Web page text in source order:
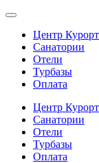
Центр Курорт
Санатории
Отели
Турбазы
Оплата
Центр Курорт
Санатории
Отели
Турбазы
Оплата